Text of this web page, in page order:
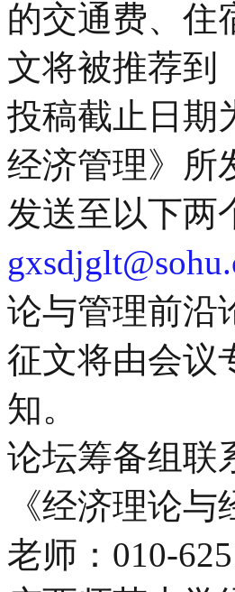
的交通费、住
文将被推荐到
投稿截止日期
经济管理》所
发送至以下两
论与管理前沿
征文将由会议
知。
论坛筹备组联
《经济理论
老师：010-